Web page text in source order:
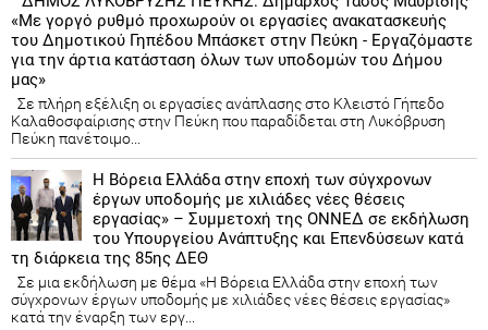
«Με γοργό ρυθμό προχωρούν οι εργασίες ανακατασκευής
του Δημοτικού Γηπέδου Μπάσκετ στην Πεύκη - Εργαζόμαστε
για την άρτια κατάσταση όλων των υποδομών του Δήμου
μας»
Σε πλήρη εξέλιξη οι εργασίες ανάπλασης στο Κλειστό Γήπεδο
Καλαθοσφαίρισης στην Πεύκη που παραδίδεται στη Λυκόβρυση
Πεύκη πανέτοιμο...
Η Βόρεια Ελλάδα στην εποχή των σύγχρονων
έργων υποδομής με χιλιάδες νέες θέσεις
εργασίας» – Συμμετοχή της ΟΝΝΕΔ σε εκδήλωση
του Υπουργείου Ανάπτυξης και Επενδύσεων κατά
τη διάρκεια της 85ης ΔΕΘ
Σε μια εκδήλωση με θέμα «Η Βόρεια Ελλάδα στην εποχή των
σύγχρονων έργων υποδομής με χιλιάδες νέες θέσεις εργασίας»
κατά την έναρξη των εργ...